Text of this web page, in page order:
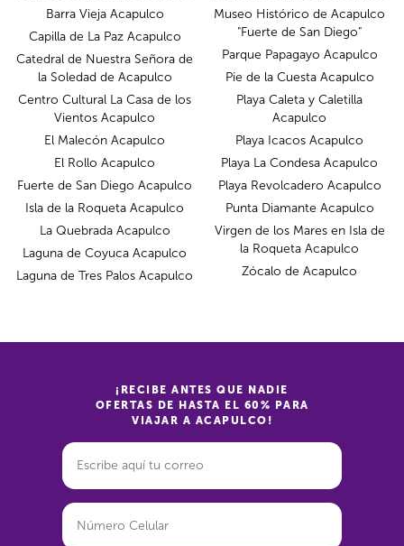
Barra Vieja Acapulco
Capilla de La Paz Acapulco
Catedral de Nuestra Señora de
la Soledad de Acapulco
Centro Cultural La Casa de los
Vientos Acapulco
El Malecón Acapulco
El Rollo Acapulco
Fuerte de San Diego Acapulco
Isla de la Roqueta Acapulco
La Quebrada Acapulco
Laguna de Coyuca Acapulco
Laguna de Tres Palos Acapulco
Museo Histórico de Acapulco
"Fuerte de San Diego"
Parque Papagayo Acapulco
Pie de la Cuesta Acapulco
Playa Caleta y Caletilla
Acapulco
Playa Icacos Acapulco
Playa La Condesa Acapulco
Playa Revolcadero Acapulco
Punta Diamante Acapulco
Virgen de los Mares en Isla de
la Roqueta Acapulco
Zócalo de Acapulco
¡RECIBE ANTES QUE NADIE
OFERTAS DE HASTA EL 60% PARA
VIAJAR A ACAPULCO!